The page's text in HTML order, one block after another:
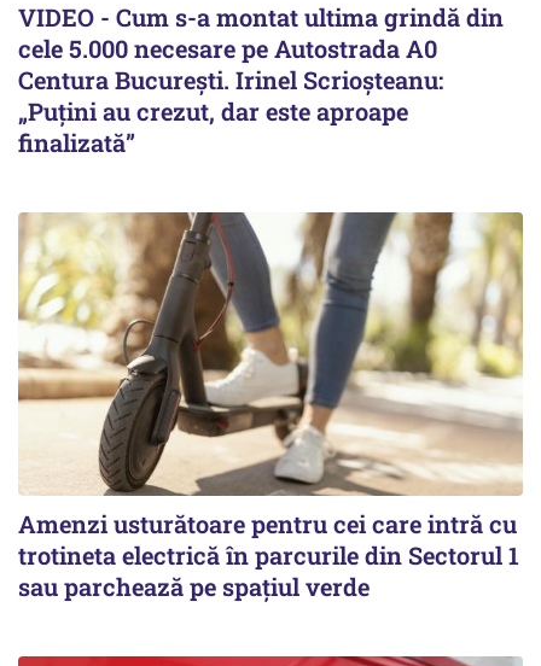
VIDEO - Cum s-a montat ultima grindă din
cele 5.000 necesare pe Autostrada A0
Centura București. Irinel Scrioșteanu:
„Puțini au crezut, dar este aproape
finalizată”
Amenzi usturătoare pentru cei care intră cu
trotineta electrică în parcurile din Sectorul 1
sau parchează pe spațiul verde